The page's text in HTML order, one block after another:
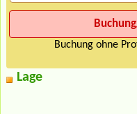
Buchung ohne
Lage